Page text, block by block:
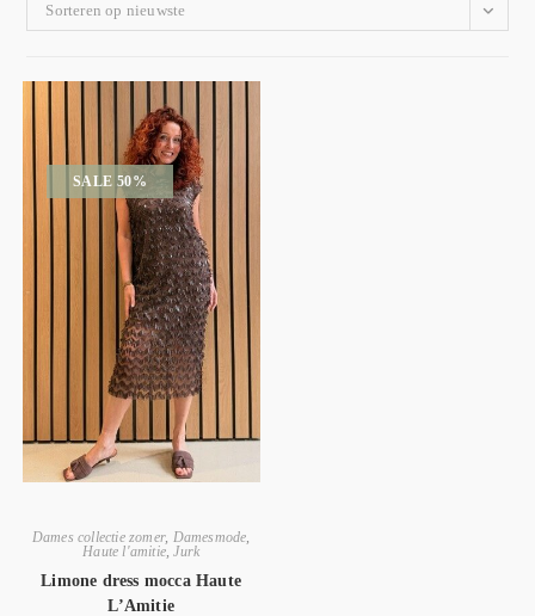
Sorteren op nieuwste
SALE 50%
Dames collectie zomer, Damesmode
Haute l'amitie ,Jurk
Limone dress mocca Haute
L’Amitie